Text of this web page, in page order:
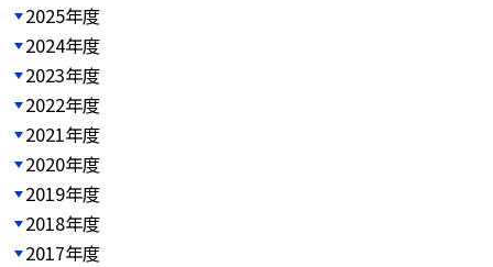
2025年度
2024年度
2023年度
2022年度
2021年度
2020年度
2019年度
2018年度
2017年度